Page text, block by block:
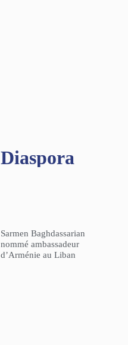
Diaspora
Sarmen Baghdassarian
nommé ambassadeur
d’Arménie au Liban